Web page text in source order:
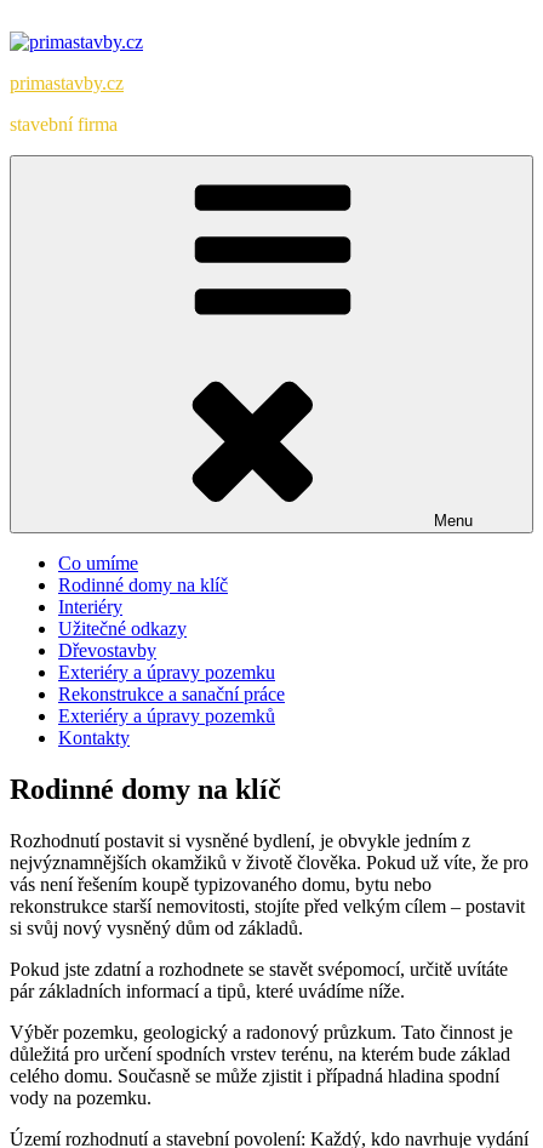
k
webu
primastavby.cz
stavební firma
Menu
Co umíme
Rodinné domy na klíč
Interiéry
Užitečné odkazy
Dřevostavby
Exteriéry a úpravy pozemku
Rekonstrukce a sanační práce
Exteriéry a úpravy pozemků
Kontakty
Rodinné domy na klíč
Rozhodnutí postavit si vysněné bydlení, je obvykle jedním z
nejvýznamnějších okamžiků v životě člověka. Pokud už víte, že pro
vás není řešením koupě typizovaného domu, bytu nebo
rekonstrukce starší nemovitosti, stojíte před velkým cílem – postavit
si svůj nový vysněný dům od základů.
Pokud jste zdatní a rozhodnete se stavět svépomocí, určitě uvítáte
pár základních informací a tipů, které uvádíme níže.
Výběr pozemku, geologický a radonový průzkum. Tato činnost je
důležitá pro určení spodních vrstev terénu, na kterém bude základ
celého domu. Současně se může zjistit i případná hladina spodní
vody na pozemku.
Území rozhodnutí a stavební povolení: Každý, kdo navrhuje vydání